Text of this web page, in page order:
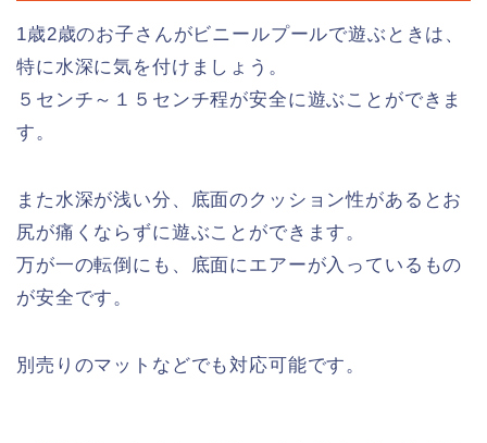
1歳2歳のお子さんがビニールプールで遊ぶときは、
特に水深に気を付けましょう。
５センチ～１５センチ程が安全に遊ぶことができま
す。
また水深が浅い分、底面のクッション性があるとお
尻が痛くならずに遊ぶことができます。
万が一の転倒にも、底面にエアーが入っているもの
が安全です。
別売りのマットなどでも対応可能です。